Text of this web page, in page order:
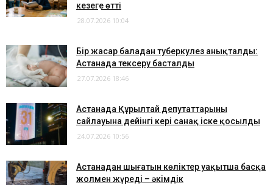
кезеңге өтті
28.07.2026 10:04
Бір жасар баладан туберкулез анықталды:
Астанада тексеру басталды
27.07.2026 18:46
Астанада Құрылтай депутаттарының
сайлауына дейінгі кері санақ іске қосылды
24.07.2026 10:56
Астанадан шығатын көліктер уақытша басқа
жолмен жүреді – әкімдік